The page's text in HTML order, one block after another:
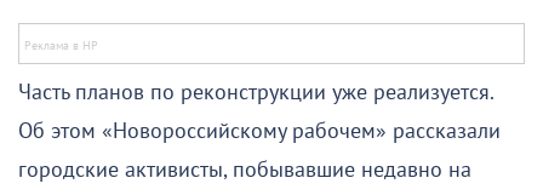
Часть планов по реконструкции уже реализуется.
Об этом «Новороссийскому рабочем» рассказали
городские активисты, побывавшие недавно на